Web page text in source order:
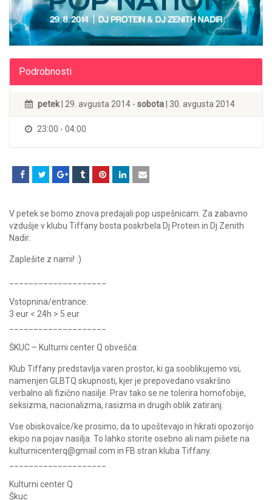
Podrobnosti
petek| 29. avgusta 2014 - sobota | 30. avgusta 2014
23:00 - 04:00
V petek se bomo znova predajali pop uspešnicam. Za zabavno
vzdušje v klubu Tiffany bosta poskrbela Dj Protein in Dj Zenith
Nadir.
Zaplešite z nami! :)
Vstopnina/entrance:
3 eur < 24h > 5 eur
ŠKUC – Kulturni center Q obvešča:
Klub Tiffany predstavlja varen prostor, ki ga sooblikujemo vsi,
namenjen GLBTQ skupnosti, kjer je prepovedano vsakršno
verbalno ali fizično nasilje. Prav tako se ne tolerira homofobije,
seksizma, nacionalizma, rasizma in drugih oblik zatiranj.
Vse obiskovalce/ke prosimo, da to upoštevajo in hkrati opozorijo
ekipo na pojav nasilja. To lahko storite osebno ali nam pišete na
kulturnicenterq@gmail.com in FB stran kluba Tiffany.
Kulturni center Q
Škuc